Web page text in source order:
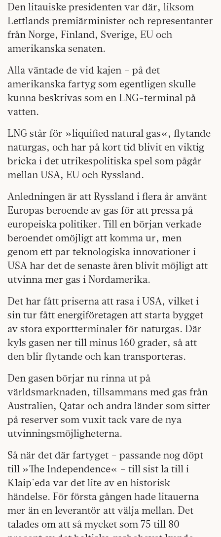
Den litauiske presidenten var där, liksom
Lettlands premiärminister och representanter
från Norge, Finland, Sverige, EU och
amerikanska senaten.
Alla väntade de vid kajen – på det
amerikanska fartyg som egentligen skulle
kunna beskrivas som en LNG-terminal på
vatten.
LNG står för »liquified natural gas«, flytande
naturgas, och har på kort tid blivit en viktig
bricka i det utrikespolitiska spel som pågår
mellan USA, EU och Ryssland.
Anledningen är att Ryssland i flera år använt
Europas beroende av gas för att pressa på
europeiska politiker. Till en början verkade
beroendet omöjligt att komma ur, men
genom ett par teknologiska innovationer i
USA har det de senaste åren blivit möjligt att
utvinna mer gas i Nordamerika.
Det har fått priserna att rasa i USA, vilket i
sin tur fått energiföretagen att starta bygget
av stora exportterminaler för naturgas. Där
kyls gasen ner till minus 160 grader, så att
den blir flytande och kan transporteras.
Den gasen börjar nu rinna ut på
världsmarknaden, tillsammans med gas från
Australien, Qatar och andra länder som sitter
på reserver som vuxit tack vare de nya
utvinningsmöjligheterna.
Så när det där fartyget – passande nog döpt
till »The Independence« – till sist la till i
Klaip˙eda var det lite av en historisk
händelse. För första gången hade litauerna
mer än en leverantör att välja mellan. Det
talades om att så mycket som 75 till 80